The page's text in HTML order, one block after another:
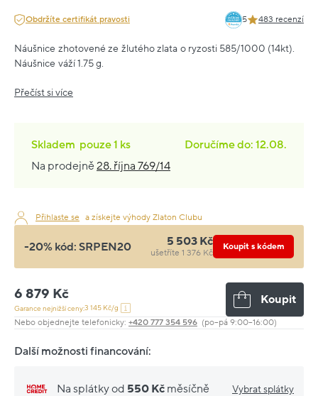
Obdržíte certifikát pravosti 5 483 recenzí
Náušnice zhotovené ze žlutého zlata o ryzosti 585/1000 (14kt).
Náušnice váží 1.75 g.
Přečíst si více
Skladem pouze1 ks
Doručíme do: 12.08.
Na prodejně28. října 769/14
Přihlaste se a získejte výhody Zlaton Clubu
-20% kód: SRPEN20 5 503 Kč
ušetříte 1 376 Kč
Koupit s kódem
6 879 Kč
Garance nejnižší ceny:3 145 Kč/g
Koupit
Nebo objednejte telefonicky: +420 777 354 596 (po–pá 9:00–16:00)
Další možnosti financování:
Na splátky od 550 Kč měsíčně Vybrat splátky